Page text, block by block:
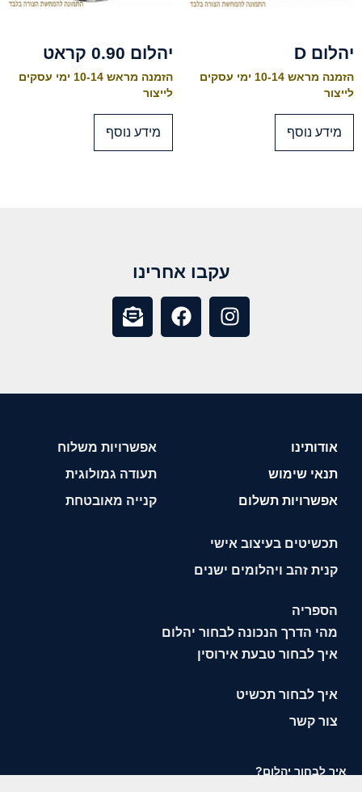
יהלום D
הזמנה מראש 10-14 ימי עסקים
לייצור
מידע נוסף
יהלום 0.90 קראט
הזמנה מראש 10-14 ימי עסקים
לייצור
מידע נוסף
עקבו אחרינו
אודותינו
תנאי שימוש
אפשרויות תשלום
אפשרויות משלוח
תעודה גמולוגית
קנייה מאובטחת
תכשיטים בעיצוב אישי
קנית זהב ויהלומים ישנים
הספריה
מהי הדרך הנכונה לבחור יהלום
איך לבחור טבעת אירוסין
איך לבחור תכשיט
צור קשר
איך לבחור יהלום?